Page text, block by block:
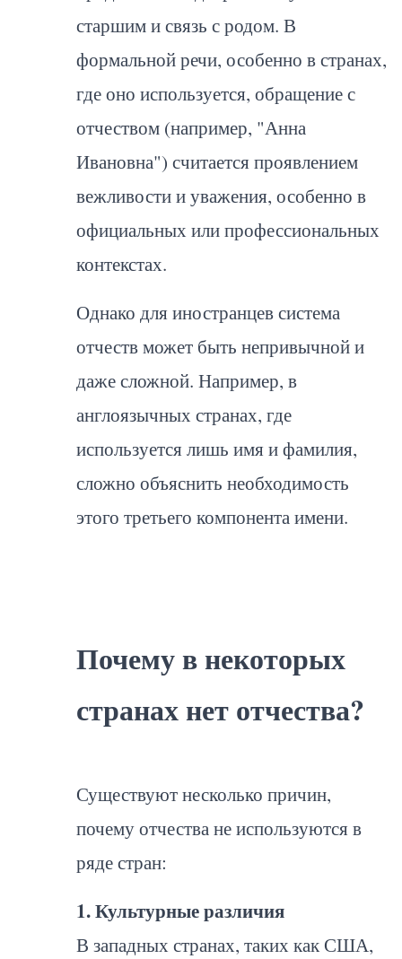
старшим и связь с родом. В
формальной речи, особенно в странах,
где оно используется, обращение с
отчеством (например, "Анна
Ивановна") считается проявлением
вежливости и уважения, особенно в
официальных или профессиональных
контекстах.
Однако для иностранцев система
отчеств может быть непривычной и
даже сложной. Например, в
англоязычных странах, где
используется лишь имя и фамилия,
сложно объяснить необходимость
этого третьего компонента имени.
Почему в некоторых
странах нет отчества?
Существуют несколько причин,
почему отчества не используются в
ряде стран:
1. Культурные различия
В западных странах, таких как США,